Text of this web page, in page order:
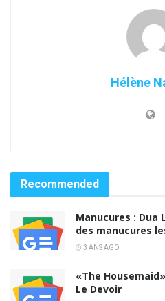
Hélène
Recommended
Manucures : Dua
des manucures
3 ANS AGO
«The
Le Devoir